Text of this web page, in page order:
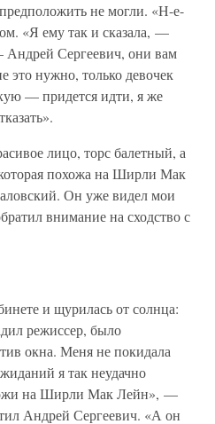
не могли. «Н-е-
«Я ему так и сказала, —
Сергеевич, они вам
это нужно, только девочек
— придется идти, я же
лицо, торс балетный, а
похожа на Ширли Мак
Он уже видел мои
внимание на сходство с
и щурилась от солнца:
режиссер, было
окна. Меня не покидала
я так неудачно
на Ширли Мак Лейн», —
Андрей Сергеевич. «А он